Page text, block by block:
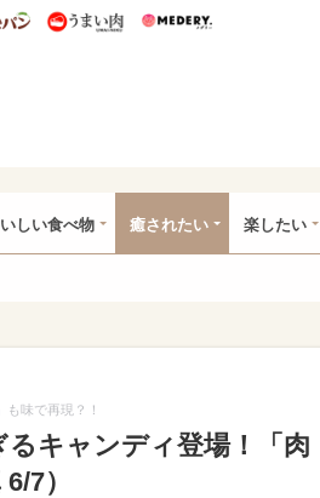
し うまいパン うまい肉
しい食べ物 癒されたい 楽したい
味で再現？！
キャンディ登場！「肉
7）